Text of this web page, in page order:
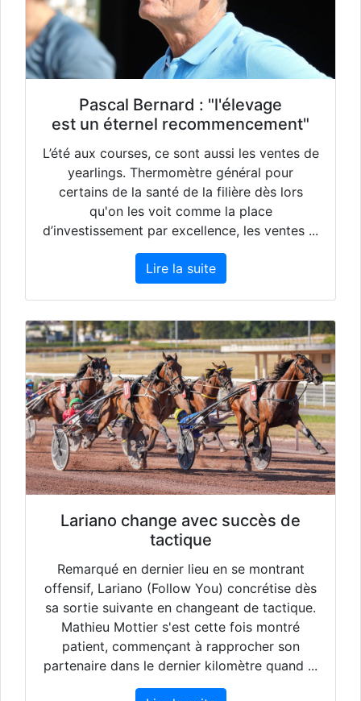
Pascal Bernard : "l'élevage
est un éternel recommencement"
L’été aux courses, ce sont aussi les ventes de
yearlings. Thermomètre général pour
certains de la santé de la filière dès lors
qu'on les voit comme la place
d’investissement par excellence, les ventes ...
Lire la suite
Lariano change avec succès de
tactique
Remarqué en dernier lieu en se montrant
offensif, Lariano (Follow You) concrétise dès
sa sortie suivante en changeant de tactique.
Mathieu Mottier s'est cette fois montré
patient, commençant à rapprocher son
partenaire dans le dernier kilomètre quand ...